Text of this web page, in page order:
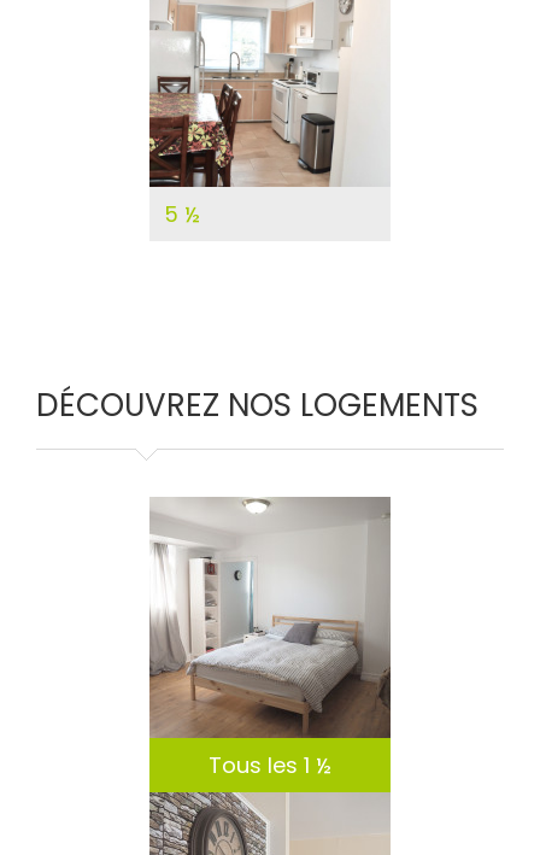
DÉTAILS
5 ½
DÉCOUVREZ NOS LOGEMENTS
DÉTAILS
Tous les 1 ½